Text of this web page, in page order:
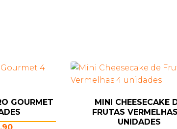
GOURMET
MINI CHEESECAKE
FRUTAS
UNIDADES